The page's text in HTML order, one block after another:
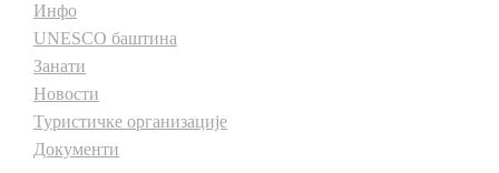
Видео
E-Brochure
Откриј Српску
Инфо
UNESCO баштина
Занати
Новости
Туристичке организације
Документи
Видео
E-Brochure
Откриј Српску